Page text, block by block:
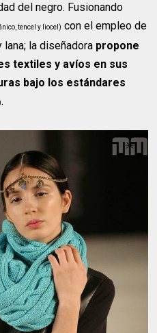
del negro. Fusionando
tencel y liocel) con el empleo de
la diseñadora propone
textiles y avíos en sus
bajo los estándares
.